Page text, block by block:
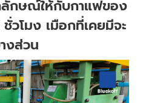
ลักษณ์ให้กับกาแฟของ
วโมง เมือกที่เคยมีจะ
งส่วน